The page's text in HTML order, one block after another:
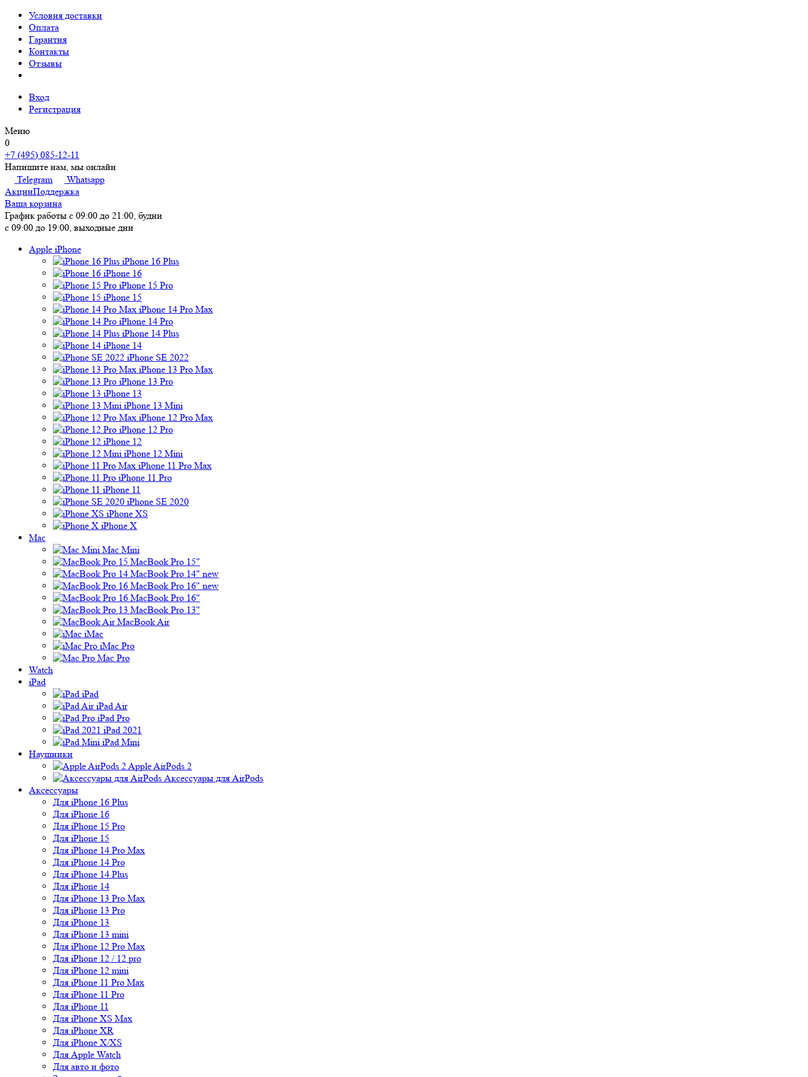
Условия доставки
Оплата
Гарантия
Контакты
Отзывы
Вход
Регистрация
Меню
0
+7 (495) 085-12-11
Напишите нам, мы онлайн
Telegram
Whatsapp
АкцииПоддержка
Ваша корзина
График работы с 09:00 до 21:00, будни
с 09:00 до 19:00, выходные дни
Apple iPhone
iPhone 16 Plus
iPhone 16
iPhone 15 Pro
iPhone 15
iPhone 14 Pro Max
iPhone 14 Pro
iPhone 14 Plus
iPhone 14
iPhone SE 2022
iPhone 13 Pro Max
iPhone 13 Pro
iPhone 13
iPhone 13 Mini
iPhone 12 Pro Max
iPhone 12 Pro
iPhone 12
iPhone 12 Mini
iPhone 11 Pro Max
iPhone 11 Pro
iPhone 11
iPhone SE 2020
iPhone XS
iPhone X
Mac
Mac Mini
MacBook Pro 15"
MacBook Pro 14" new
MacBook Pro 16" new
MacBook Pro 16"
MacBook Pro 13"
MacBook Air
iMac
iMac Pro
Mac Pro
Watch
iPad
iPad
iPad Air
iPad Pro
iPad 2021
iPad Mini
Наушники
Apple AirPods 2
Аксессуары для AirPods
Аксессуары
Для iPhone 16 Plus
Для iPhone 16
Для iPhone 15 Pro
Для iPhone 15
Для iPhone 14 Pro Max
Для iPhone 14 Pro
Для iPhone 14 Plus
Для iPhone 14
Для iPhone 13 Pro Max
Для iPhone 13 Pro
Для iPhone 13
Для iPhone 13 mini
Для iPhone 12 Pro Max
Для iPhone 12 / 12 pro
Для iPhone 12 mini
Для iPhone 11 Pro Max
Для iPhone 11 Pro
Для iPhone 11
Для iPhone XS Max
Для iPhone XR
Для iPhone X/XS
Для Apple Watch
Для авто и фото